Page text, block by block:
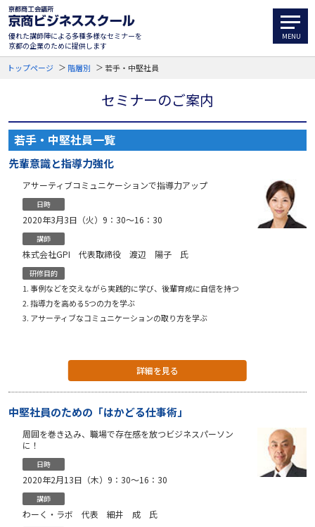
優れた講師陣による多種多様なセミナーを
京都の企業のために提供します
トップページ 階層別 若手・中堅社員
セミナーのご案内
若手・中堅社員一覧
先輩意識と指導力強化
アサーティブコミュニケーションで指導力アップ
日時
2020年3月3日（火）9：30〜16：30
講師
株式会社GPI 代表取締役 渡辺 陽子 氏
研修目的
事例などを交えながら実践的に学び、後輩育成に自信を持つ
指導力を高める5つの力を学ぶ
アサーティブなコミュニケーションの取り方を学ぶ
詳細を見る
中堅社員のための「はかどる仕事術」
周囲を巻き込み、職場で存在感を放つビジネスパーソン
に！
日時
2020年2月13日（木）9：30〜16：30
講師
わーく・ラボ 代表 細井 成 氏